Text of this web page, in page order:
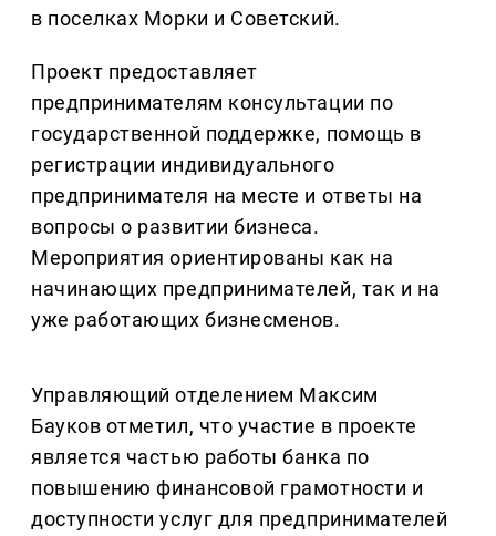
в поселках Морки и Советский.
Проект предоставляет
предпринимателям консультации по
государственной поддержке, помощь в
регистрации индивидуального
предпринимателя на месте и ответы на
вопросы о развитии бизнеса.
Мероприятия ориентированы как на
начинающих предпринимателей, так и на
уже работающих бизнесменов.
Управляющий отделением Максим
Бауков отметил, что участие в проекте
является частью работы банка по
повышению финансовой грамотности и
доступности услуг для предпринимателей